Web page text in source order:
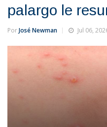
palargo le
PorJosé Newman Jul 06,